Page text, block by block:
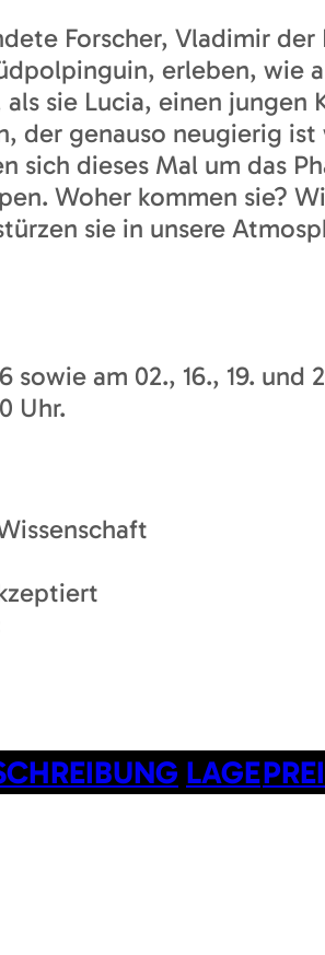
Forscher, Vladimir der
erleben, wie
sie Lucia, einen jungen
der genauso neugierig ist
sich dieses Mal um das
Woher kommen sie?
sie in unsere
sowie am 02., 16., 19. und
Uhr.
LAGE